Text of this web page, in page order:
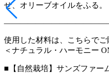
せ、オリーブオイルをふる。
使用した材料は、こちらでご
＜ナチュラル・ハーモニー
■【自然栽培】サンズファー